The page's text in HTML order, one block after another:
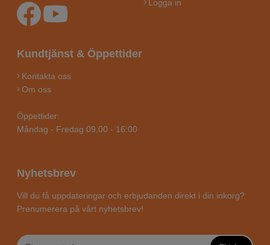
Logga in
Kundtjänst & Öppettider
Kontakta oss
Om oss
Öppettider:
Måndag - Fredag 09.00 - 16:00
Nyhetsbrev
Vill du få uppdateringar och erbjudanden direkt i din inkorg?
Prenumerera på vårt nyhetsbrev!